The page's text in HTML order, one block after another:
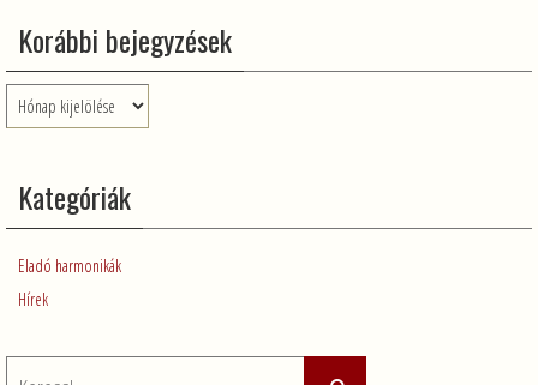
Korábbi bejegyzések
Korábbi
bejegyzések
Kategóriák
Eladó harmonikák
Hírek